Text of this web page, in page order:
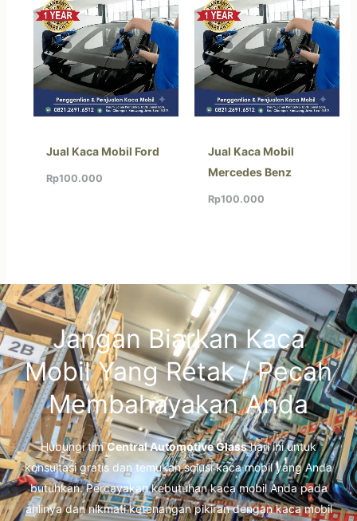
Jual Kaca Mobil Ford
Rp100.000
Jual Kaca Mobil
Mercedes Benz
Rp100.000
Jangan Biarkan Kaca
Mobil Yang Retak / Pecah
Membahayakan Anda
Hubungi timCentral Automotive Glasshari ini untuk
konsultasi gratis dan temukan solusi kaca mobil yang Anda
butuhkan. Percayakan kebutuhan kaca mobil Anda pada
ahlinya dan nikmati ketenangan pikiran dengan kaca mobil